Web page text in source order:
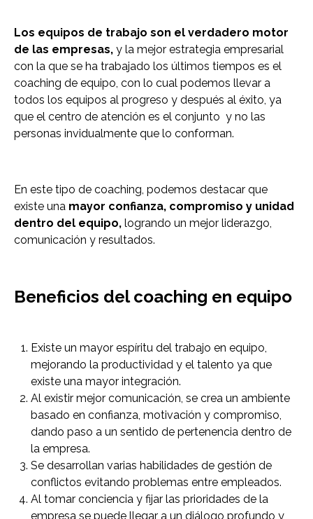
Los equipos de trabajo son el verdadero motor
de las empresas, y la mejor estrategia empresarial
con la que se ha trabajado los últimos tiempos es el
coaching de equipo, con lo cual podemos llevar a
todos los equipos al progreso y después al éxito, ya
que el centro de atención es el conjunto y no las
personas invidualmente que lo conforman.
En este tipo de coaching, podemos destacar que
existe una mayor confianza, compromiso y unidad
dentro del equipo, logrando un mejor liderazgo,
comunicación y resultados.
Beneficios del coaching en equipo
Existe un mayor espíritu del trabajo en equipo,
mejorando la productividad y el talento ya que
existe una mayor integración.
Al existir mejor comunicación, se crea un ambiente
basado en confianza, motivación y compromiso,
dando paso a un sentido de pertenencia dentro de
la empresa.
Se desarrollan varias habilidades de gestión de
conflictos evitando problemas entre empleados.
Al tomar conciencia y fijar las prioridades de la
empresa se puede llegar a un diálogo profundo y